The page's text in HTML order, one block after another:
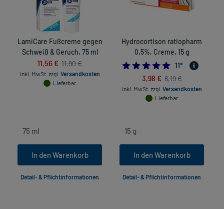
LamiCare Fußcreme gegen
Schweiß & Geruch, 75 ml
11,56 € 11,90 €
inkl. MwSt. zzgl. Versandkosten
Lieferbar
In den Warenkorb
Detail- & Pflichtinformationen
Hydrocortison ratiopharm
0,5%, Creme, 15 g
5.0
11*
3,98 € 8,19 €
inkl. MwSt. zzgl. Versandkosten
Lieferbar
In den Warenkorb
Detail- & Pflichtinformationen